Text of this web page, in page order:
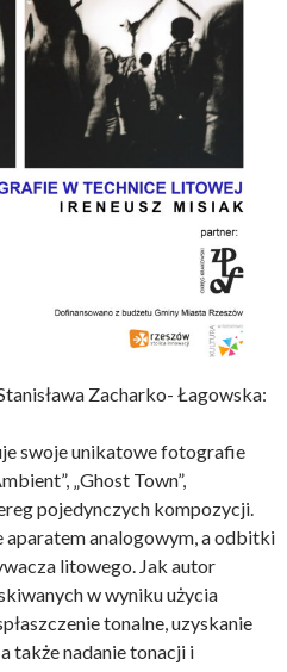
Zacharko- Łagowska:
swoje unikatowe fotografie
„Ghost Town”,
pojedynczych kompozycji.
aparatem analogowym, a odbitki
litowego. Jak autor
w wyniku użycia
tonalne, uzyskanie
także nadanie tonacji i